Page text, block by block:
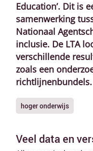
Education’. Dit is
samenwerking
Nationaal
inclusie. De LTA
verschillende
zoals een
richtlijnenbundels.
hoger onderwijs
Veel data en